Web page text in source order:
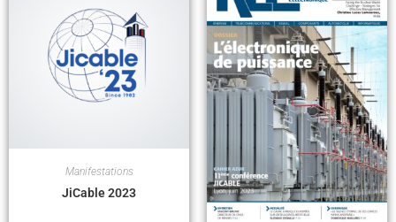
Manifestations
JiCable 2023